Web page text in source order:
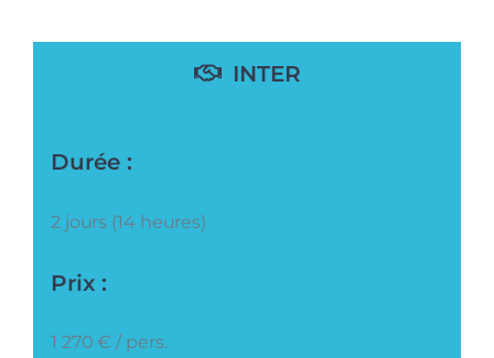
INTER
Durée :
2 jours (14 heures)
Prix :
1 270 € / pers.